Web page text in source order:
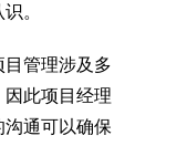
。
目管理涉及多
此项目经理
通可以确保